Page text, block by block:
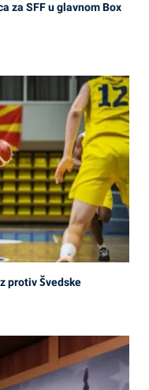
za SFF u glavnom Box
protiv Švedske